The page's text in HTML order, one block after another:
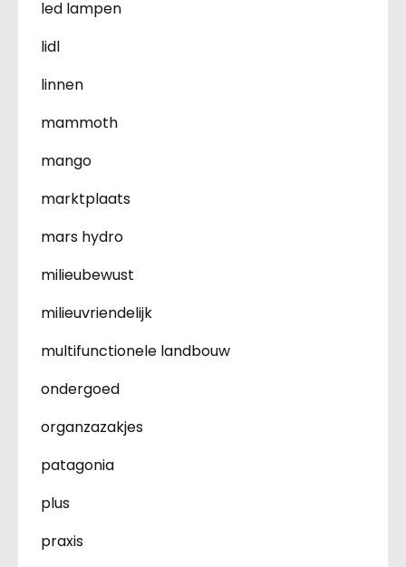
led lampen
lidl
linnen
mammoth
mango
marktplaats
mars hydro
milieubewust
milieuvriendelijk
multifunctionele landbouw
ondergoed
organzazakjes
patagonia
plus
praxis